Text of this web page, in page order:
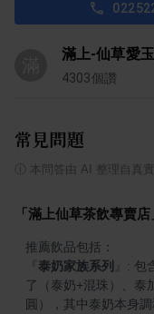
滿上-仙草愛
4303個讚
常見問題
本問答由 AI 整理自真
「滿上仙草茶飲專賣
泰奶家族系列
: 包
了（泰奶+混珠）、泰